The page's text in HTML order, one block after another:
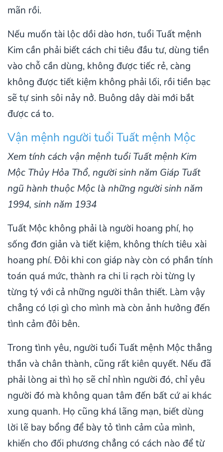
mãn rồi.
Nếu muốn tài lộc dồi dào hơn, tuổi Tuất mệnh
Kim cần phải biết cách chi tiêu đầu tư, dùng tiền
vào chỗ cần dùng, không được tiếc rẻ, càng
không được tiết kiệm không phải lối, rồi tiền bạc
sẽ tự sinh sôi nảy nở. Buông dây dài mới bắt
được cá to.
Vận mệnh người tuổi Tuất mệnh Mộc
Xem tính cách vận mệnh tuổi Tuất mệnh Kim
Mộc Thủy Hỏa Thổ, người sinh năm Giáp Tuất
ngũ hành thuộc Mộc là những người sinh năm
1994, sinh năm 1934
Tuất Mộc không phải là người hoang phí, họ
sống đơn giản và tiết kiệm, không thích tiêu xài
hoang phí. Đôi khi con giáp này còn có phần tính
toán quá mức, thành ra chi li rạch ròi từng ly
từng tý với cả những người thân thiết. Làm vậy
chẳng có lợi gì cho mình mà còn ảnh hưởng đến
tình cảm đôi bên.
Trong tình yêu, người tuổi Tuất mệnh Mộc thẳng
thắn và chân thành, cũng rất kiên quyết. Nếu đã
phải lòng ai thì họ sẽ chỉ nhìn người đó, chỉ yêu
người đó mà không quan tâm đến bất cứ ai khác
xung quanh. Họ cũng khá lãng mạn, biết dùng
lời lẽ bay bổng để bày tỏ tình cảm của mình,
khiến cho đối phương chẳng có cách nào để từ